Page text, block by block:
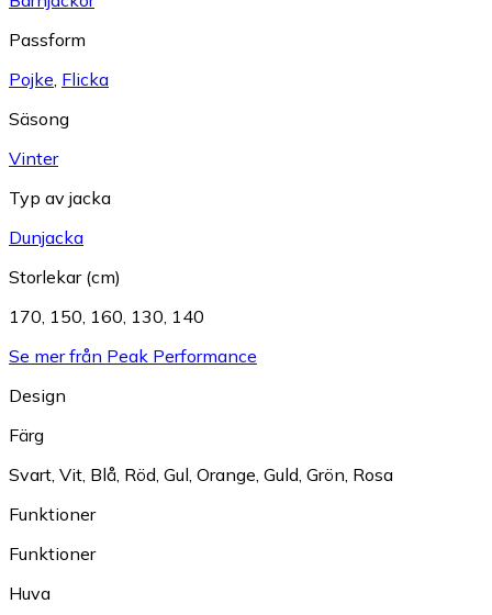
Passform
Pojke, Flicka
Säsong
Vinter
Typ av jacka
Dunjacka
Storlekar (cm)
170, 150, 160, 130, 140
Se mer från Peak Performance
Design
Färg
Svart, Vit, Blå, Röd, Gul, Orange, Guld, Grön, Rosa
Funktioner
Funktioner
Huva